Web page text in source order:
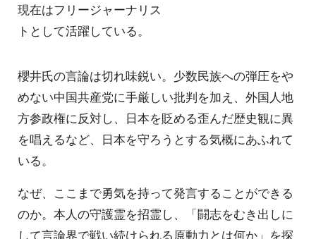
現在はフリージャーナリス
トとして活躍している。
櫻井氏の言論は切れ味鋭い。少数民族への弾圧をや
めない中国共産党に手厳しい批判を加え、外国人地
方参政権に反対し、日本を貶める歪んだ歴史観に異
を唱えるなど、日本を守ろうとする気概にあふれて
いる。
なぜ、ここまで勇気を持って発言することができる
のか。本人の守護霊を招霊し、「闘志をむき出しに
して言論界で戦い続けられる原動力とは何か」を探